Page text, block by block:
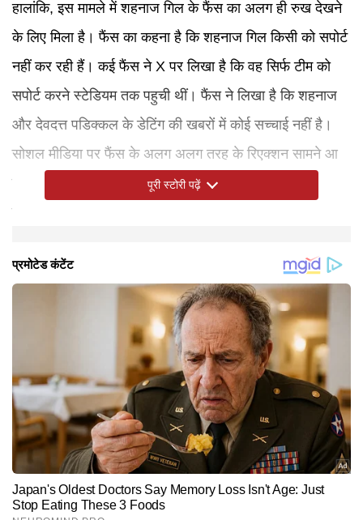
हालांकि, इस मामले में शहनाज गिल के फैंस का अलग ही रुख देखने
के लिए मिला है। फैंस का कहना है कि शहनाज गिल किसी को सपोर्ट
नहीं कर रही हैं। कई फैंस ने X पर लिखा है कि वह सिर्फ टीम को
सपोर्ट करने स्टेडियम तक पहुची थीं। फैंस ने लिखा है कि शहनाज
और देवदत्त पडिक्कल के डेटिंग की खबरों में कोई सच्चाई नहीं है।
सोशल मीडिया पर फैंस के अलग अलग तरह के रिएक्शन सामने आ
रहे हैं, लेकिन अब तक असल सच्चाई सामने नहीं आई हैं। इस मामले
Hindi NewsEntertainmentTelevision
पूरी स्टोरी पढ़ें